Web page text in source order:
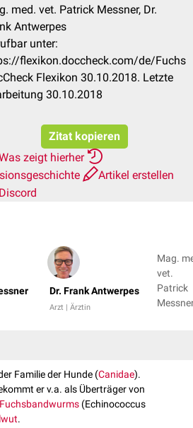
med. vet. Patrick Messner, Dr.
Antwerpes
unter:
flexikon.doccheck.com/de/Fuchs
Flexikon 30.10.2018. Letzte
30.10.2018
Zitat kopieren
zeigt hierher
Artikel erstellen
Discord
Dr. Frank Antwerpes
Arzt | Ärztin
Mag.
vet.
Patrick
Familie der Hunde (Canidae).
er v.a. als Überträger von
Fuchsbandwurms (Echinococcus
.